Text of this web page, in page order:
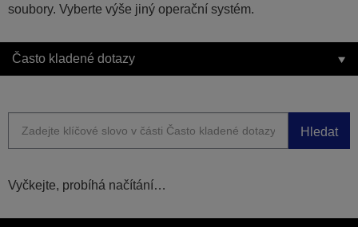
soubory. Vyberte výše jiný operační systém.
Často kladené dotazy
Hledat
Vyčkejte, probíhá načítání…